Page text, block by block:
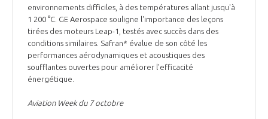
environnements difficiles, à des températures allant jusqu'à
1 200 °C. GE Aerospace souligne l'importance des leçons
tirées des moteurs Leap-1, testés avec succès dans des
conditions similaires. Safran* évalue de son côté les
performances aérodynamiques et acoustiques des
soufflantes ouvertes pour améliorer l'efficacité
énergétique.
Aviation Week du 7 octobre